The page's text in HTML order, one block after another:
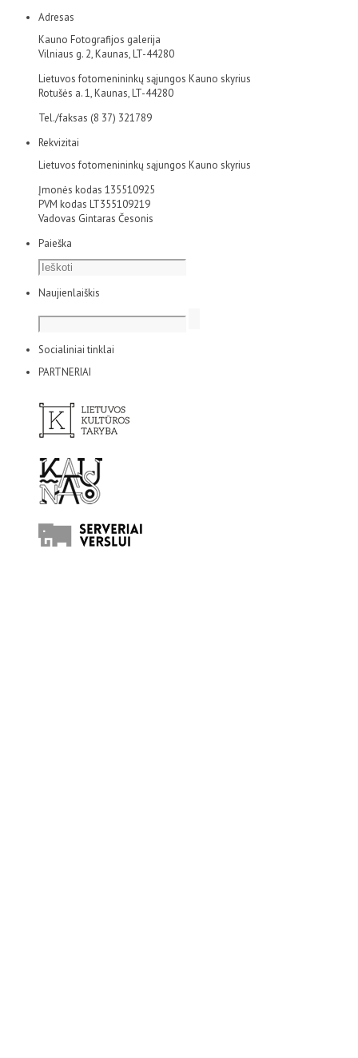
Adresas
Kauno Fotografijos galerija
Vilniaus g. 2, Kaunas, LT-44280
Lietuvos fotomenininkų sąjungos Kauno skyrius
Rotušės a. 1, Kaunas, LT-44280
Tel./faksas (8 37) 321789
Rekvizitai
Lietuvos fotomenininkų sąjungos Kauno skyrius
Įmonės kodas 135510925
PVM kodas LT355109219
Vadovas Gintaras Česonis
Paieška
Naujienlaiškis
Socialiniai tinklai
PARTNERIAI